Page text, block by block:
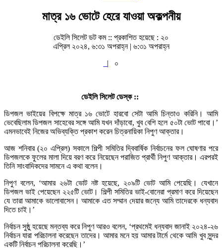
মাত্র ১৬ ভোটে হেরে যাওয়া অকল্পনীয়
ডেইলি সিলেট ডট কম :: প্রকাশিত হয়েছে : ২০
এপ্রিল ২০২৪, ৬:৩১ অপরাহ্ন | ৬:৩১ অপরাহ্ন
|
০
ডেইলি সিলেট ডেস্ক ::
ডিপজল ভাইয়ের বিপক্ষে মাত্র ১৬ ভোটে হারবো সেটা আমি চিন্তাও করিনি। আমি
ভেবেছিলাম ডিপজল সাহেবের সঙ্গে আমি যখন দাঁড়াবো, খুব বেশি হলে ৫০টা ভোট পাবো।’
এমনভাবেই নিজের অভিব্যক্তি প্রকাশ করেন চিত্রনায়িকা নিপুণ আক্তার।
আজ শনিবার (২০ এপ্রিল) সকালে শিল্পী সমিতির দ্বিবার্ষিক নির্বাচনের ফল ঘোষণার পরে
ডিপজলকে ফুলের মালা দিয়ে বরণ করে নিয়েছেন পরাজিত প্রার্থী নিপুণ আক্তার। এরপরই
তিনি সাংবাদিকদের সামনে এ কথা বলেন।
নিপুণ বলেন, ‘আমার ২৬টা ভোট নষ্ট হয়েছে, ২০৯টি ভোট আমি পেয়েছি। যেখানে
ডিপজল ভাই পেয়েছেন ২২৫টি ভোট। শিল্পী সমিতির ভাই-বোনেরা প্রমাণ করে দিয়েছেন
যে তারা আমাকে ভালোবাসেন। আমাকে এত সম্মান দেয়ার জন্যে আমি তাদেরকে ধন্যবাদ
দিতে চাই।’
নির্বাচন সুষ্ঠু হয়েছে মন্তব্য করে নিপুণ আরও বলেন, ‘প্রথমেই ধন্যবাদ জানাই ২০২৪-২৬
নির্বাচন যারা পরিচালনা করেছেন তাদের। আমার মনে হয় আমার টার্মে থেকে আমি খুব সুন্দর
একটি নির্বাচন পরিচালনা করেছি।’